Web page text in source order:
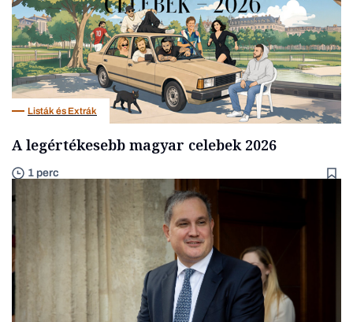
Listák és Extrák
A legértékesebb magyar celebek 2026
1 perc